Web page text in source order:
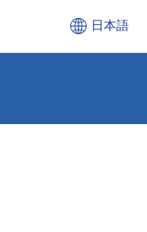
日本語